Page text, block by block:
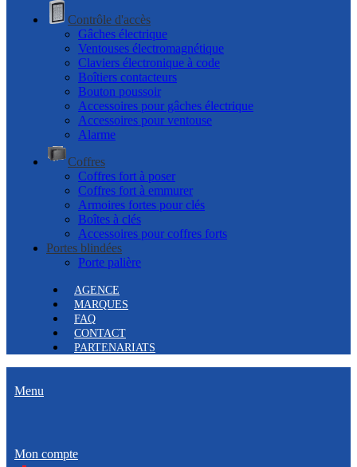
Contrôle d'accès
Gâches électrique
Ventouses électromagnétique
Claviers électronique à code
Boîtiers contacteurs
Bouton poussoir
Accessoires pour gâches électrique
Accessoires pour ventouse
Alarme
Coffres
Coffres fort à poser
Coffres fort à emmurer
Armoires fortes pour clés
Boîtes à clés
Accessoires pour coffres forts
Portes blindées
Porte palière
AGENCE
MARQUES
FAQ
CONTACT
PARTENARIATS
Menu
Mon compte